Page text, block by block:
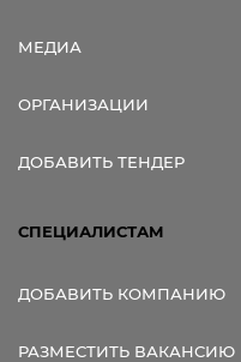
МЕДИА
ОРГАНИЗАЦИИ
ДОБАВИТЬ ТЕНДЕР
СПЕЦИАЛИСТАМ
ДОБАВИТЬ КОМПАНИЮ
РАЗМЕСТИТЬ ВАКАНСИЮ